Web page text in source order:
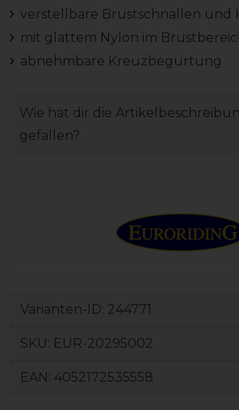
verstellbare Brustschnallen und
mit glattem Nylon im
abnehmbare Kreuzbegurtung
Wie hat dir die
gefallen?
Varianten-ID: 244771
SKU: EUR-20295002
EAN: 4052172535558